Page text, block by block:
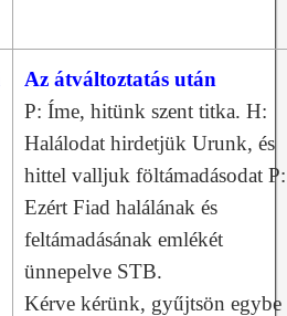
Az átváltoztatás után
P: Íme, hitünk szent titka. H:
Halálodat hirdetjük Urunk, és
hittel valljuk föltámadásodat P:
Ezért Fiad halálának és
feltámadásának emlékét
ünnepelve STB.
Kérve kérünk, gyűjtsön egybe